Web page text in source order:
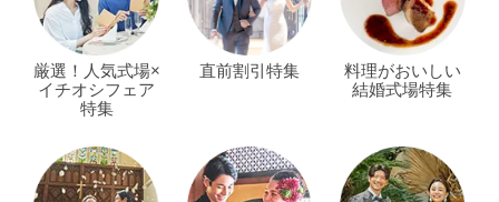
厳選！人気式場×
イチオシフェア
特集
直前割引特集
料理がおいしい
結婚式場特集